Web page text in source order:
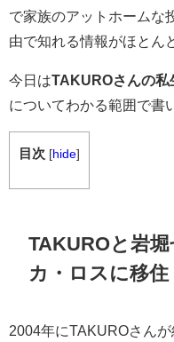
で家族のアットホームな
由で知れる情報がほとん
今日はTAKUROさんの私
についてわかる範囲で書
目次 [hide]
TAKUROと岩
カ・ロスに移
2004年にTAKUROさん